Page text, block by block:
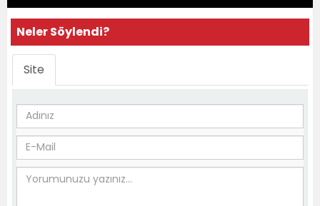
Neler Söylendi?
Site